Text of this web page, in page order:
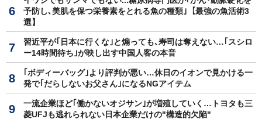
予防し､美肌を保つ栄養素をとれる魚の種類｣【最強の魚活術3
選】
習近平が｢日本に行くな｣と煽っても､寿司は奪えない…｢スシロ
ー14時間待ち｣が映し出す中国人客の本音
｢ボディーバッグ｣より評判が悪い…休日のイオンで見かける一
発で｢だらしないお父さん｣になるNGアイテム
一流企業ほど｢働かないオジサン｣が増殖していく…トヨタも三
菱UFJも逃れられない日本企業だけの"構造的欠陥"